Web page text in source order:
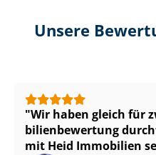
Unsere
Wir haben gleich für
bi­li­en­be­wer­tung
mit Heid Immobilien